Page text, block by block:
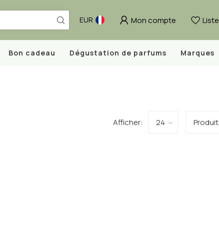
EUR Mon compte
Bon cadeau Dégustation de parfums Marques
Afficher: